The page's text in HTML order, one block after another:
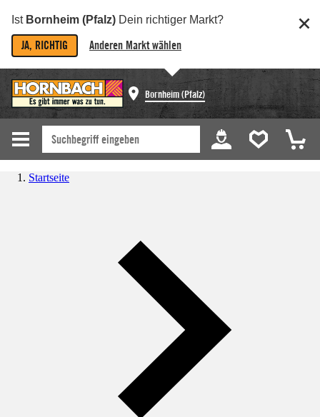
Ist Bornheim (Pfalz) Dein richtiger Markt?
JA, RICHTIG Anderen Markt wählen
Bornheim (Pfalz)
Startseite